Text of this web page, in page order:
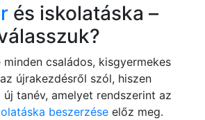
és iskolatáska –
minden családos, kisgyermekes
újrakezdésről szól, hiszen
tanév, amelyet rendszerint az
beszerzése előz meg.